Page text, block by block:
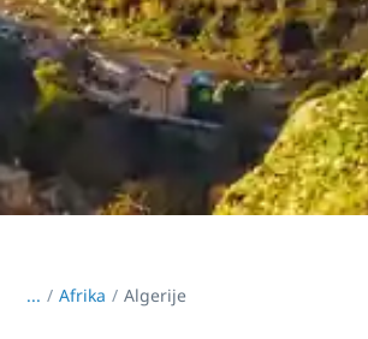
... / Afrika Algerije